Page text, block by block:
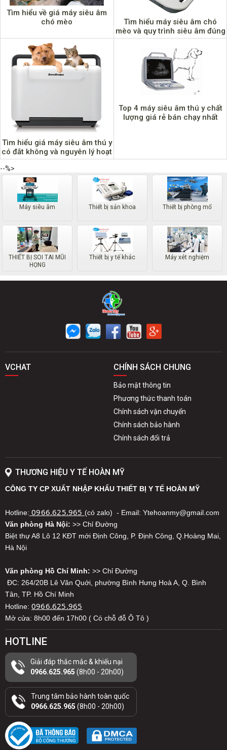
Tìm hiểu về giá máy siêu âm
chó mèo
Tìm hiểu máy siêu âm chó
mèo và quy trình siêu âm đúng
chuẩn
Tìm hiểu giá máy siêu âm thú y
có đắt không và nguyên lý hoạt
động của máy
Top 4 máy siêu âm thú y chất
lượng giá rẻ bán chạy nhất
--%>
Máy siêu âm Thiết bị sản khoa Thiết bị phòng mổ
THIẾT BỊ SOI TAI MŨI
HỌNG
Thiết bị y tế khác Máy xét nghiệm
VCHAT CHÍNH SÁCH CHUNG
Bảo mật thông tin
Phương thức thanh toán
Chính sách vận chuyển
Chính sách bảo hành
Chính sách đổi trả
THƯƠNG HIỆU Y TẾ HOÀN MỸ
CÔNG TY CP XUẤT NHẬP KHẨU THIẾT BỊ Y TẾ HOÀN MỸ
Hotline: 0966.625.965 (có zalo) - Email: Ytehoanmy@gmail.com
Văn phòng Hà Nội: >> Chỉ Đường
Biệt thự A8 Lô 12 KĐT mới Định Công, P. Định Công, Q.Hoàng Mai,
Hà Nội
Văn phòng Hồ Chí Minh: >> Chỉ Đường
ĐC: 264/20B Lê Văn Quới, phường Bình Hưng Hoà A, Q. Bình
Tân, TP. Hồ Chí Minh
Hotline: 0966.625.965
Mở cửa: 8h00 đến 17h00 ( Có chỗ đỗ Ô Tô )
HOTLINE
Giải đáp thắc mắc & khiếu nại
0966.625.965 (8h00 - 20h00)
Trung tâm bảo hành toàn quốc
0966.625.965 (8h00 - 20h00)